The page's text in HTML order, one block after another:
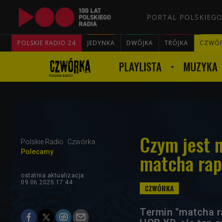
PORTAL
POLSKIE RADIO 24 JEDYNKA DWÓJKA TRÓJKA
PLAYLISTA MUZYKA
Polskie Radio
Czwórka
Polecamy
Czym jest
matcha
ostatnia aktualizacja:
09.06.2025 17:44
Termin "matcha